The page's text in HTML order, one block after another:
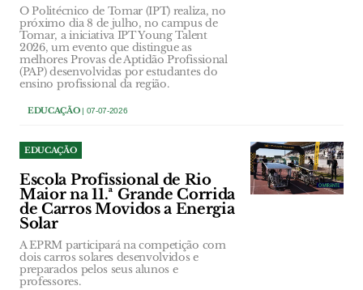
O Politécnico de Tomar (IPT) realiza, no
próximo dia 8 de julho, no campus de
Tomar, a iniciativa IPT Young Talent
2026, um evento que distingue as
melhores Provas de Aptidão Profissional
(PAP) desenvolvidas por estudantes do
ensino profissional da região.
EDUCAÇÃO| 07-07-2026
EDUCAÇÃO
Escola Profissional de Rio
Maior na 11.ª Grande Corrida
de Carros Movidos a Energia
Solar
A EPRM participará na competição com
dois carros solares desenvolvidos e
preparados pelos seus alunos e
professores.